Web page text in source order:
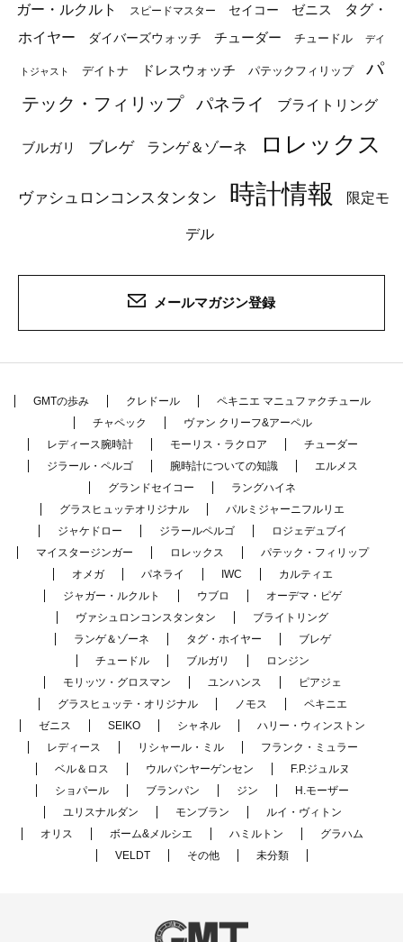
ガー・ルクルト
スピードマスター セイコー ゼニス
タグ・
ホイヤー
ダイバーズウォッチ チューダー チュードル デイ
トジャスト デイトナ ドレスウォッチ パテックフィリップ
パ
テック・フィリップ
パネライ ブライトリング
ブルガリ ブレゲ ランゲ＆ゾーネ ロレックス
ヴァシュロンコンスタンタン 時計情報 限定モ
デル
メールマガジン登録
GMTの歩み クレドール
ペキニエ マニュファクチュール
チャペック
ヴァン クリーフ&アーペル
レディース腕時計
モーリス・ラクロア
チューダー
ジラール・ペルゴ
腕時計についての知識
エルメス
グランドセイコー
ラングハイネ
グラスヒュッテオリジナル
パルミジャーニフルリエ
ジャケドロー
ジラールペルゴ
ロジェデュブイ
マイスタージンガー
ロレックス
パテック・フィリップ
オメガ
パネライ IWC
カルティエ
ジャガー・ルクルト
ウブロ
オーデマ・ピゲ
ヴァシュロンコンスタンタン
ブライトリング
ランゲ＆ゾーネ
タグ・ホイヤー
ブレゲ
チュードル
ブルガリ
ロンジン
モリッツ・グロスマン
ユンハンス
ピアジェ
グラスヒュッテ・オリジナル
ノモス
ペキニエ
ゼニス
SEIKO シャネル
ハリー・ウィンストン
レディース
リシャール・ミル
フランク・ミュラー
ベル＆ロス
ウルバンヤーゲンセン
F.P.ジュルヌ
ショパール
ブランパン ジン
H.モーザー
ユリスナルダン
モンブラン
ルイ・ヴィトン
オリス
ボーム&メルシエ ハミルトン
グラハム
VELDT
その他 未分類